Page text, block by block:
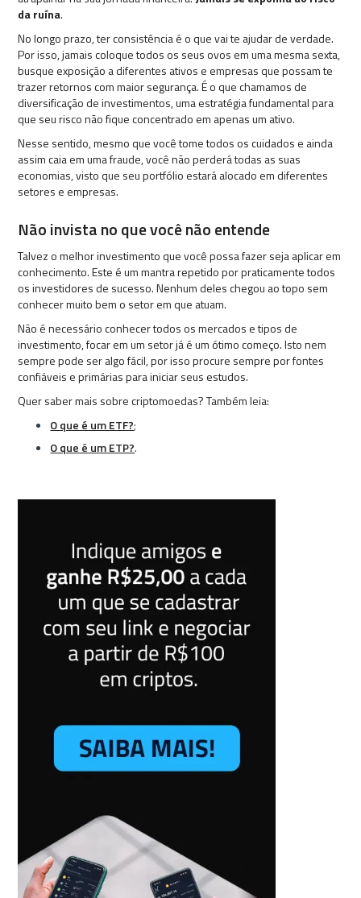
da ruína.
No longo prazo, ter consistência é o que vai te ajudar de verdade.
Por isso, jamais coloque todos os seus ovos em uma mesma sexta,
busque exposição a diferentes ativos e empresas que possam te
trazer retornos com maior segurança. É o que chamamos de
diversificação de investimentos, uma estratégia fundamental para
que seu risco não fique concentrado em apenas um ativo.
Nesse sentido, mesmo que você tome todos os cuidados e ainda
assim caia em uma fraude, você não perderá todas as suas
economias, visto que seu portfólio estará alocado em diferentes
setores e empresas.
Não invista no que você não entende
Talvez o melhor investimento que você possa fazer seja aplicar em
conhecimento. Este é um mantra repetido por praticamente todos
os investidores de sucesso. Nenhum deles chegou ao topo sem
conhecer muito bem o setor em que atuam.
Não é necessário conhecer todos os mercados e tipos de
investimento, focar em um setor já é um ótimo começo. Isto nem
sempre pode ser algo fácil, por isso procure sempre por fontes
confiáveis e primárias para iniciar seus estudos.
Quer saber mais sobre criptomoedas? Também leia:
O que é um ETF?;
O que é um ETP?.